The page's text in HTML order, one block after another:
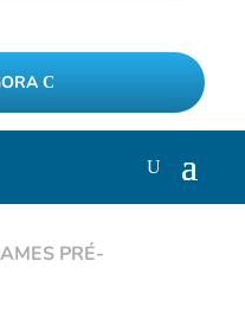
PRÉ-